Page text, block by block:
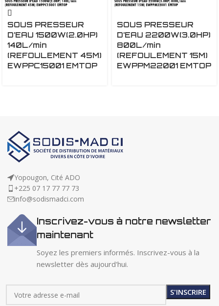
SOUS PRESSEUR
D’EAU 1500W(2.0HP)
140L/min
(REFOULEMENT 45M)
EWPPC15001 EMTOP
SOUS PRESSEUR
D’EAU 2200W(3.0HP)
800L/min
(REFOULEMENT 15M)
EWPPM22001 EMTOP
Yopougon, Cité ADO
+225 07 17 77 77 73
info@sodismadci.com
Inscrivez-vous à notre newsletter
maintenant
Soyez les premiers informés. Inscrivez-vous à la
newsletter dès aujourd'hui.